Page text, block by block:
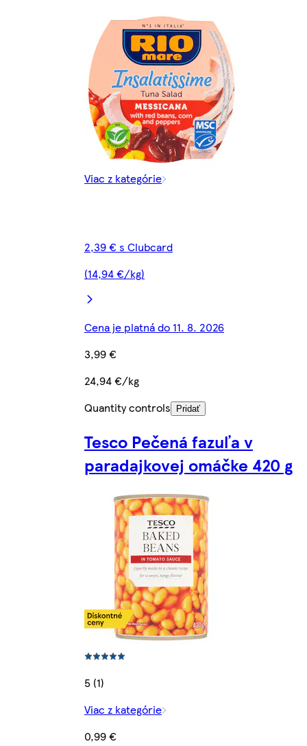
Viac z kategórie
2,39 € s Clubcard
(14,94 €/kg)
Cena je platná do 11. 8. 2026
3,99 €
24,94 €/kg
Quantity controls
Pridať
Tesco Pečená fazuľa v
paradajkovej omáčke 420 g
5 (1)
Viac z kategórie
0,99 €